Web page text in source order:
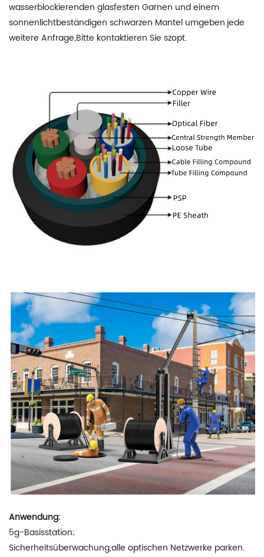
wasserblockierenden glasfesten Garnen und einem
sonnenlichtbeständigen schwarzen Mantel umgeben.jede
weitere Anfrage,Bitte kontaktieren Sie szopt.
Anwendung:
5g-Basisstation;
Sicherheitsüberwachung,alle optischen Netzwerke parken.